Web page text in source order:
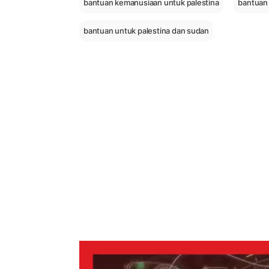
bantuan kemanusiaan untuk palestina
bantuan untuk palestina dan sudan